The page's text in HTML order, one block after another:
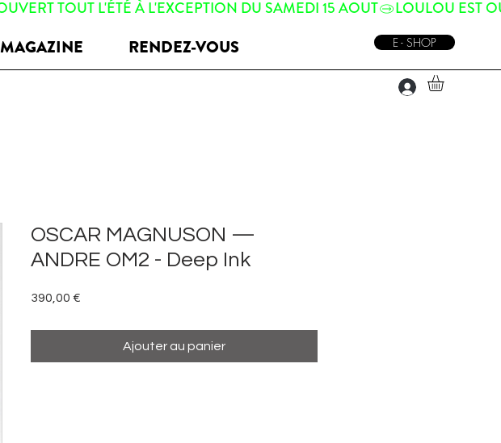
MAGAZINE RENDEZ-VOUS E - SHOP
OSCAR MAGNUSON —
ANDRE OM2 - Deep Ink
390,00 €
Ajouter au panier